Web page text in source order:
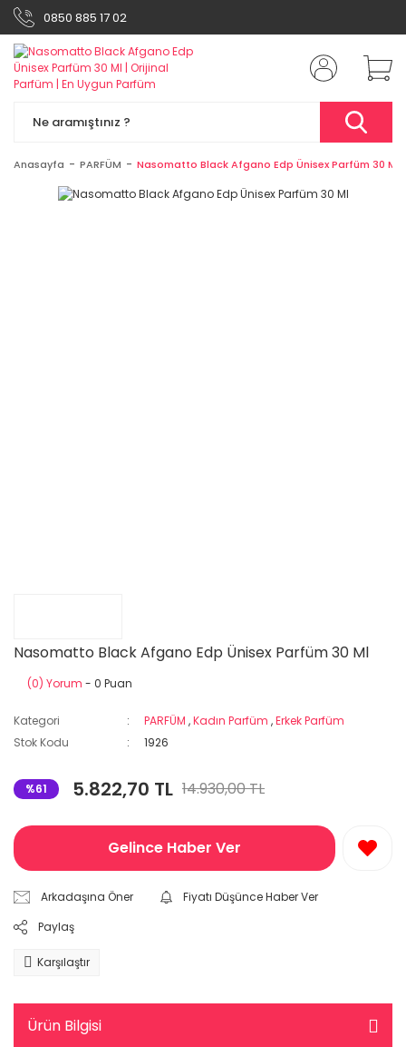
0850 885 17 02
Anasayfa PARFÜM Nasomatto Black Afgano Edp Ünisex Parfüm 30 Ml
Nasomatto Black Afgano Edp Ünisex Parfüm 30 Ml
(0) Yorum - 0 Puan
Kategori PARFÜM ,Kadın Parfüm ,Erkek Parfüm
Stok Kodu
1926
%61 5.822,70 TL 14.930,00 TL
Gelince Haber Ver
Arkadaşına Öner
Fiyatı Düşünce Haber Ver
Paylaş
Karşılaştır
Ürün Bilgisi